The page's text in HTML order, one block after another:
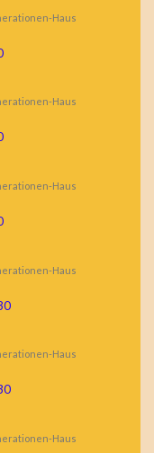
Haus
Haus
Haus
Haus
Haus
Haus